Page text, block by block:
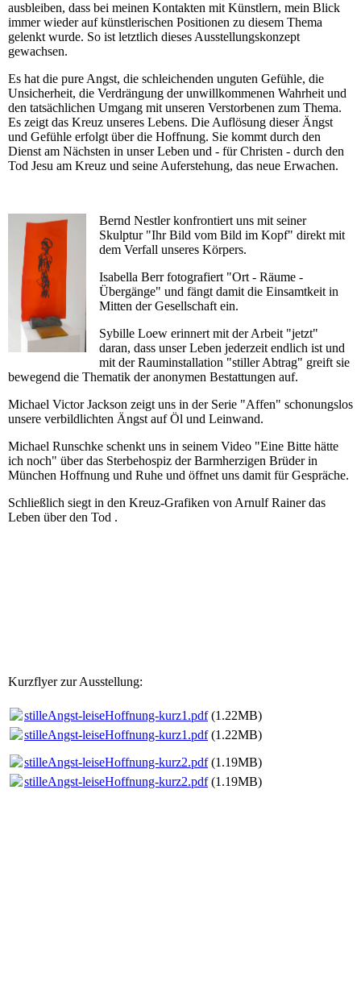
ausbleiben, dass bei meinen Kontakten mit Künstlern, mein Blick
immer wieder auf künstlerischen Positionen zu diesem Thema
gelenkt wurde. So ist letztlich dieses Ausstellungskonzept
gewachsen.
Es hat die pure Angst, die schleichenden unguten Gefühle, die
Unsicherheit, die Verdrängung der unwillkommenen Wahrheit und
den tatsächlichen Umgang mit unseren Verstorbenen zum Thema.
Es zeigt das Kreuz unseres Lebens. Die Auflösung dieser Ängst
und Gefühle erfolgt über die Hoffnung. Sie kommt durch den
Dienst am Nächsten in unser Leben und - für Christen - durch den
Tod Jesu am Kreuz und seine Auferstehung, das neue Erwachen.
Bernd Nestler konfrontiert uns mit seiner
Skulptur "Ihr Bild vom Bild im Kopf" direkt mit
dem Verfall unseres Körpers.
Isabella Berr fotografiert "Ort - Räume -
Übergänge" und fängt damit die Einsamtkeit in
Mitten der Gesellschaft ein.
Sybille Loew erinnert mit der Arbeit "jetzt"
daran, dass unser Leben jederzeit endlich ist und
mit der Rauminstallation "stiller Abtrag" greift sie
bewegend die Thematik der anonymen Bestattungen auf.
Michael Victor Jackson zeigt uns in der Serie "Affen" schonungslos
unsere verbildlichten Ängst auf Öl und Leinwand.
Michael Runschke schenkt uns in seinem Video "Eine Bitte hätte
ich noch" über das Sterbehospiz der Barmherzigen Brüder in
München Hoffnung und Ruhe und öffnet uns damit für Gespräche.
Schließlich siegt in den Kreuz-Grafiken von Arnulf Rainer das
Leben über den Tod .
Kurzflyer zur Ausstellung:
stilleAngst-leiseHoffnung-kurz1.pdf(1.22MB)
stilleAngst-leiseHoffnung-kurz1.pdf(1.22MB)
stilleAngst-leiseHoffnung-kurz2.pdf(1.19MB)
stilleAngst-leiseHoffnung-kurz2.pdf(1.19MB)